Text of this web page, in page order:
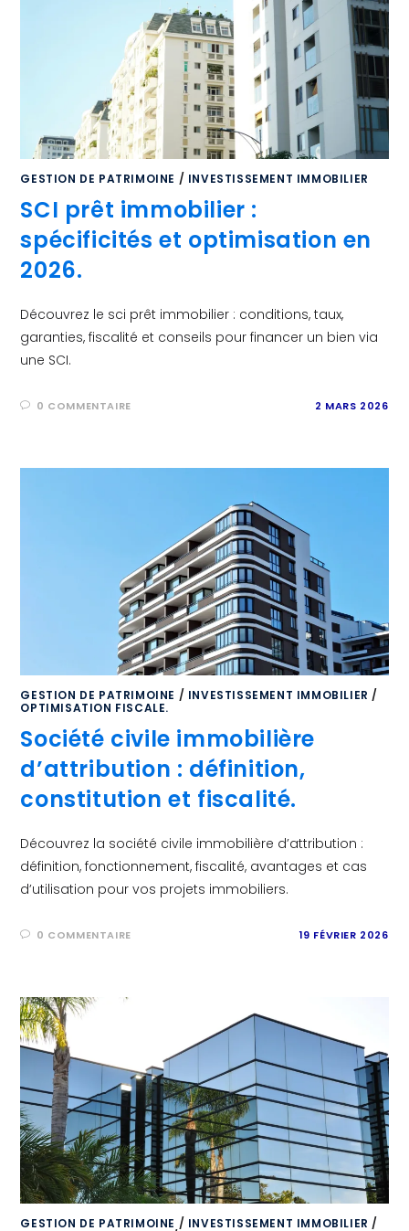
GESTION DE PATRIMOINE / INVESTISSEMENT IMMOBILIER
SCI prêt immobilier :
spécificités et optimisation en
2026.
Découvrez le sci prêt immobilier : conditions, taux,
garanties, fiscalité et conseils pour financer un bien via
une SCI.
0 COMMENTAIRE 2 MARS 2026
GESTION DE PATRIMOINE / INVESTISSEMENT IMMOBILIER /
OPTIMISATION FISCALE.
Société civile immobilière
d’attribution : définition,
constitution et fiscalité.
Découvrez la société civile immobilière d’attribution :
définition, fonctionnement, fiscalité, avantages et cas
d’utilisation pour vos projets immobiliers.
0 COMMENTAIRE 19 FÉVRIER 2026
GESTION DE PATRIMOINE / INVESTISSEMENT IMMOBILIER /